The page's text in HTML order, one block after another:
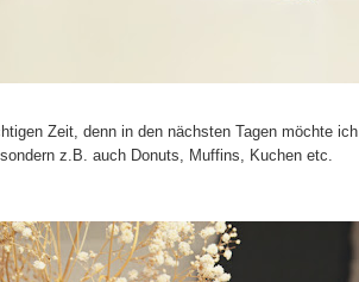
Zeit, denn in den nächsten Tagen möchte
z.B. auch Donuts, Muffins, Kuchen etc.